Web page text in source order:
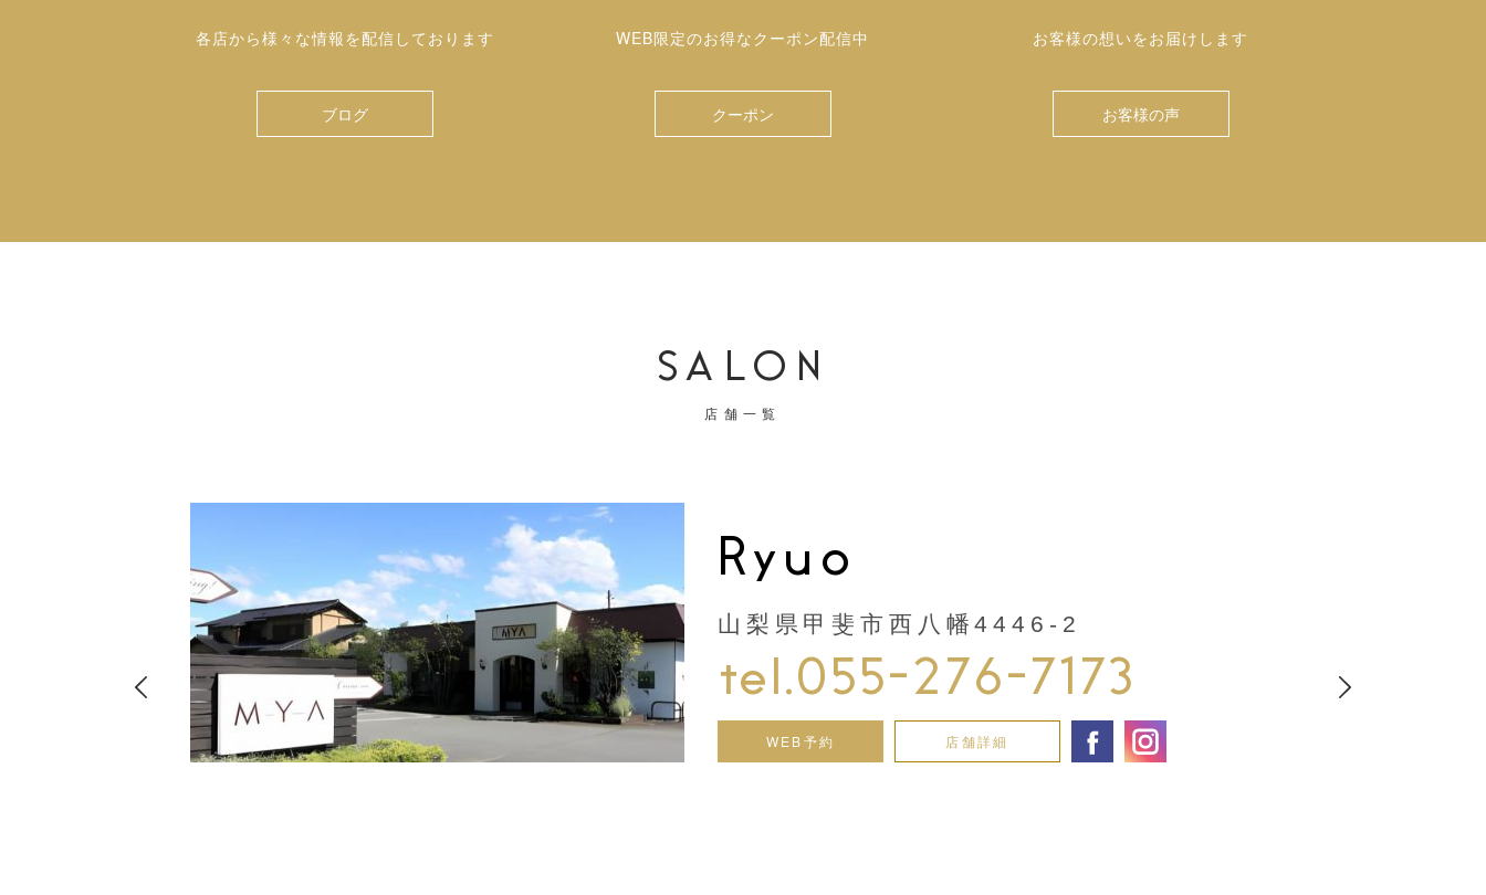
各店から様々な情報を配信しております
ブログ
WEB限定のお得なクーポン配信中
クーポン
お客様の想いをお届けします
お客様の声
SALON
店舗一覧
店舗
Ryuo
山梨県甲斐市西八幡4446-2
tel.055-276-7173
WEB予約 店舗詳細